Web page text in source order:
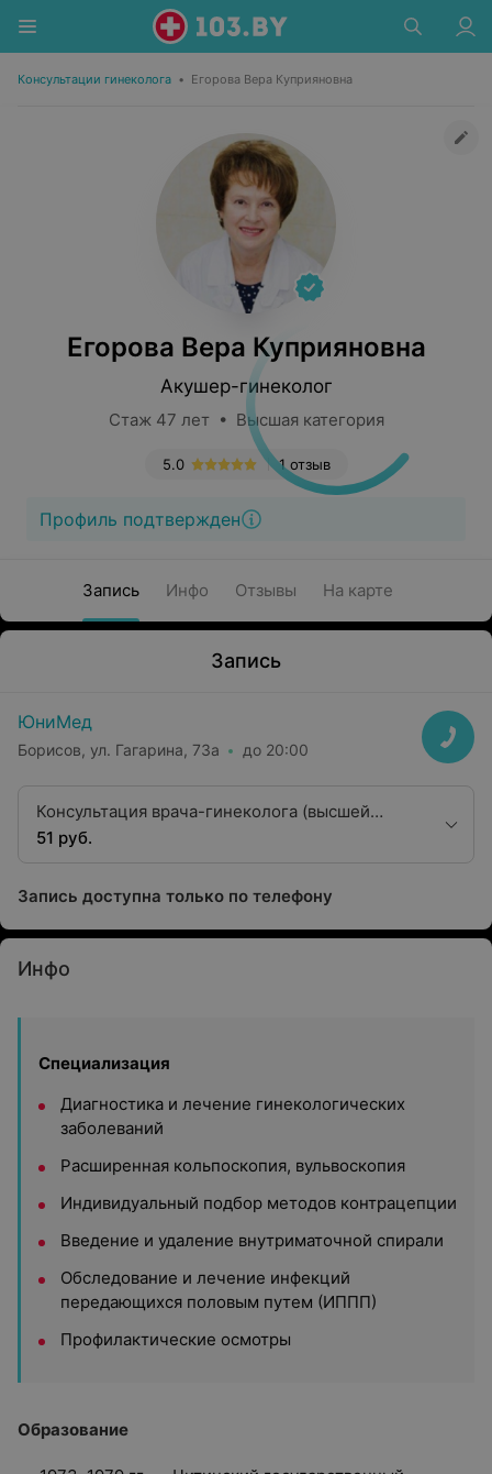
Консультации гинеколога • Егорова Вера Куприяновна
Егорова Вера Куприяновна
Акушер-гинеколог
Стаж 47 лет • Высшая категория
1 отзыв
5.0
Профиль подтвержден
Запись Инфо Отзывы На карте
Запись
ЮниМед
Борисов, ул. Гагарина, 73а до 20:00
Консультация врача-гинеколога (высшей
категории)
51 руб.
Запись доступна только по телефону
Инфо
Специализация
Диагностика и лечение гинекологических
заболеваний
Расширенная кольпоскопия, вульвоскопия
Индивидуальный подбор методов контрацепции
Введение и удаление внутриматочной спирали
Обследование и лечение инфекций
передающихся половым путем (ИППП)
Профилактические осмотры
Образование